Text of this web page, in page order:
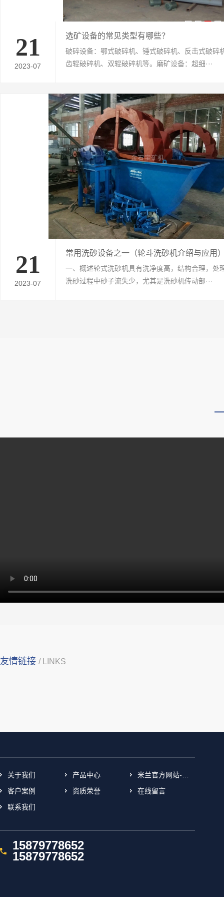
21
2023-07
选矿设备的常见类型有哪些？
破碎设备：鄂式破碎机、锤式破碎机、反击式破碎
齿辊破碎机、双辊破碎机等。磨矿设备：超细···
21
2023-07
常用洗砂设备之一（轮斗洗砂机介绍与应用
一、概述轮式洗砂机具有洗净度高，结构合理，处
洗砂过程中砂子流失少，尤其是洗砂机传动部···
友情链接 / LINKS
关于我们 产品中心
客户案例
资质荣誉
在线留言
联系我们
15879778652
15879778652